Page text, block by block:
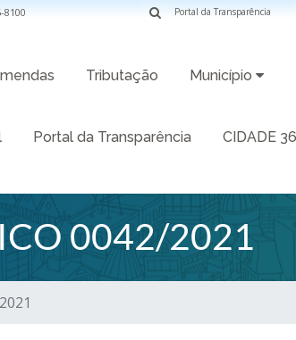
8100 Portal da Transparência
Tributação Município
Portal da Transparência CIDADE
0042/2021